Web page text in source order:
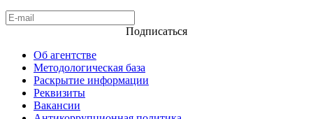
Подписаться
Об агентстве
Методологическая база
Раскрытие информации
Реквизиты
Вакансии